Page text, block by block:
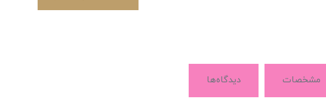
مشخصات دیدگاه‌ها